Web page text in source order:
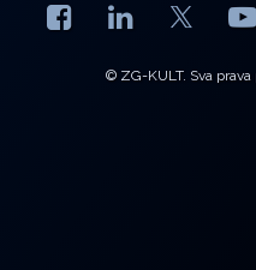
Facebook
LinkedIn
© ZG-KULT. Sva prava